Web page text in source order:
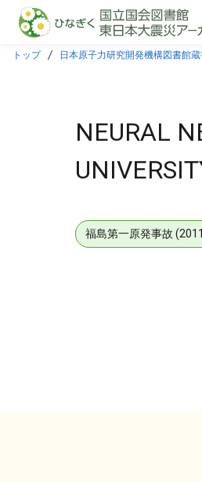
本文に飛ぶ
トップ 日本原子力研究開発機構図書館
NEURAL
福島第一原発事故